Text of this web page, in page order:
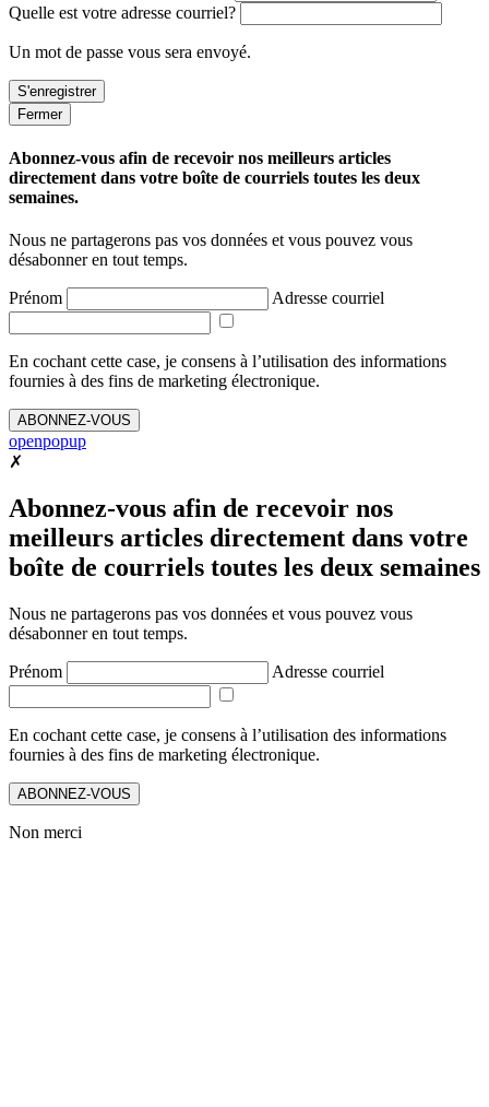
Quelle est votre adresse courriel?
Un mot de passe vous sera envoyé.
Fermer
Abonnez-vous afin de recevoir nos meilleurs articles
directement dans votre boîte de courriels toutes les deux
semaines.
Nous ne partagerons pas vos données et vous pouvez vous
désabonner en tout temps.
Prénom Adresse courriel
En cochant cette case, je consens à l’utilisation des informations
fournies à des fins de marketing électronique.
ABONNEZ-VOUS
openpopup
✗
Abonnez-vous afin de recevoir nos
meilleurs articles directement dans votre
boîte de courriels toutes les deux semaines
Nous ne partagerons pas vos données et vous pouvez vous
désabonner en tout temps.
Prénom Adresse courriel
En cochant cette case, je consens à l’utilisation des informations
fournies à des fins de marketing électronique.
ABONNEZ-VOUS
Non merci